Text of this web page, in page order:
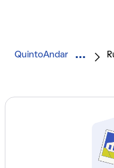
QuintoAndar